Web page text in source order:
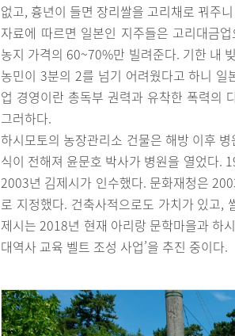
없고, 흉년이 들면 장리쌀을 고리채로 꿔주
자료에 따르면 일본인 지주들은 고리대금
농지 가격의 60~70%만 빌려준다. 기한 내
농민이 3분의 2를 넘기 어려웠다고 하니
업 경영이란 총독부 권력과 유착한 폭력의
그러하다.
하시모토의 농장관리소 건물은 해방 이후
식이 전해져 윤문호 박사가 병원을 열었다.
2003년 김제시가 인수했다. 문화재청은
로 지정했다. 건축사적으로도 가치가 있고,
제시는 2018년 현재 아리랑 문학마을과 하
대역사 교육 벨트 조성 사업’을 추진 중이다.